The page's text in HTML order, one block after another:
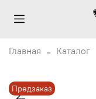
Главная Каталог
Предзаказ